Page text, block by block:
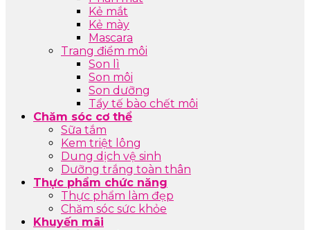
Kẻ mắt
Kẻ mày
Mascara
Trang điểm môi
Son lì
Son môi
Son dưỡng
Tẩy tế bào chết môi
Chăm sóc cơ thể
Sữa tắm
Kem triệt lông
Dung dịch vệ sinh
Dưỡng trắng toàn thân
Thực phẩm chức năng
Thực phẩm làm đẹp
Chăm sóc sức khỏe
Khuyến mãi